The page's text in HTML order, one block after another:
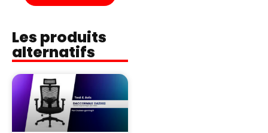
Les produits
alternatifs